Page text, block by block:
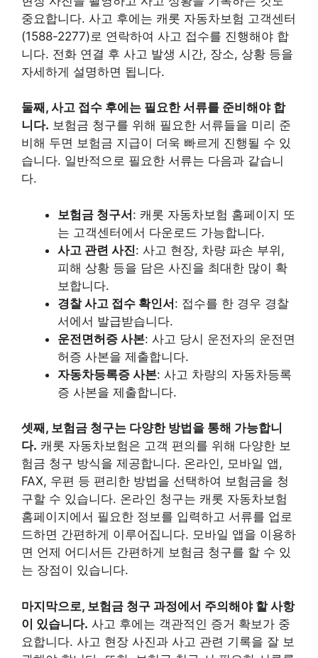
중요합니다. 사고 후에는 캐롯 자동차보험 고객센터
(1588-2277)로 연락하여 사고 접수를 진행해야 합
니다. 전화 연결 후 사고 발생 시간, 장소, 상황 등을
자세하게 설명하면 됩니다.
둘째, 사고 접수 후에는 필요한 서류를 준비해야 합
니다. 보험금 청구를 위해 필요한 서류들을 미리 준
비해 두면 보험금 지급이 더욱 빠르게 진행될 수 있
습니다. 일반적으로 필요한 서류는 다음과 같습니
다.
보험금 청구서: 캐롯 자동차보험 홈페이지 또
는 고객센터에서 다운로드 가능합니다.
사고 관련 사진: 사고 현장, 차량 파손 부위,
피해 상황 등을 담은 사진을 최대한 많이 확
보합니다.
경찰 사고 접수 확인서: 접수를 한 경우 경찰
서에서 발급받습니다.
운전면허증 사본: 사고 당시 운전자의 운전면
허증 사본을 제출합니다.
자동차등록증 사본: 사고 차량의 자동차등록
증 사본을 제출합니다.
셋째, 보험금 청구는 다양한 방법을 통해 가능합니
다. 캐롯 자동차보험은 고객 편의를 위해 다양한 보
험금 청구 방식을 제공합니다. 온라인, 모바일 앱,
FAX, 우편 등 편리한 방법을 선택하여 보험금을 청
구할 수 있습니다. 온라인 청구는 캐롯 자동차보험
홈페이지에서 필요한 정보를 입력하고 서류를 업로
드하면 간편하게 이루어집니다. 모바일 앱을 이용하
면 언제 어디서든 간편하게 보험금 청구를 할 수 있
는 장점이 있습니다.
마지막으로, 보험금 청구 과정에서 주의해야 할 사항
이 있습니다. 사고 후에는 객관적인 증거 확보가 중
요합니다. 사고 현장 사진과 사고 관련 기록을 잘 보